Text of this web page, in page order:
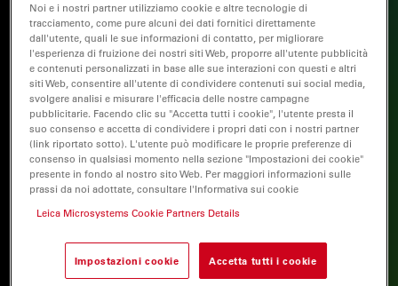
Noi e i nostri partner utilizziamo cookie e altre tecnologie di
tracciamento, come pure alcuni dei dati fornitici direttamente
dall'utente, quali le sue informazioni di contatto, per migliorare
l'esperienza di fruizione dei nostri siti Web, proporre all'utente pubblicità
e contenuti personalizzati in base alle sue interazioni con questi e altri
siti Web, consentire all'utente di condividere contenuti sui social media,
svolgere analisi e misurare l'efficacia delle nostre campagne
pubblicitarie. Facendo clic su "Accetta tutti i cookie", l'utente presta il
suo consenso e accetta di condividere i propri dati con i nostri partner
(link riportato sotto). L'utente può modificare le proprie preferenze di
consenso in qualsiasi momento nella sezione "Impostazioni dei cookie"
presente in fondo al nostro sito Web. Per maggiori informazioni sulle
prassi da noi adottate, consultare l'Informativa sui cookie
Leica Microsystems Cookie Partners Details
Impostazioni cookie Accetta tutti i cookie